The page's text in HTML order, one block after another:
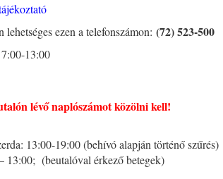
lehetséges ezen a telefonszámon: (72) 523-500
13:00
lévő naplószámot közölni kell!
13:00-19:00 (behívó alapján történő szűrés)
13:00; (beutalóval érkező betegek)